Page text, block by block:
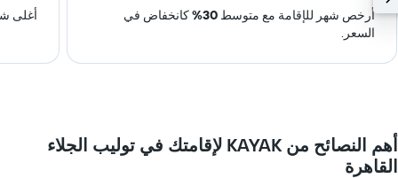
أرخص شهر للإقامة مع متوسط 30%
كانخفاض في
السعر.
أغلى
أهم النصائح من KAYAK لإقامتك في توليب الجلاء
القاهرة